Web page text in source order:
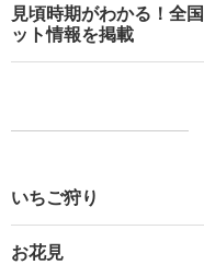
見頃時期がわかる！全
ット情報を掲載
いちご狩り
お花見